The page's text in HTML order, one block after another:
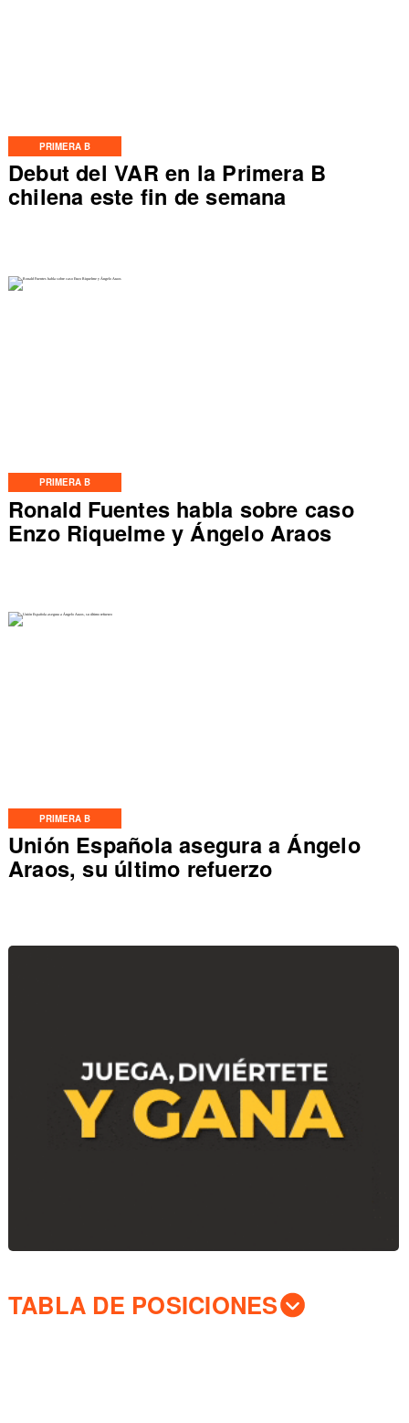
PRIMERA B
Debut del VAR en la Primera B
chilena este fin de semana
PRIMERA B
Ronald Fuentes habla sobre caso
Enzo Riquelme y Ángelo Araos
PRIMERA B
Unión Española asegura a Ángelo
Araos, su último refuerzo
TABLA DE POSICIONES